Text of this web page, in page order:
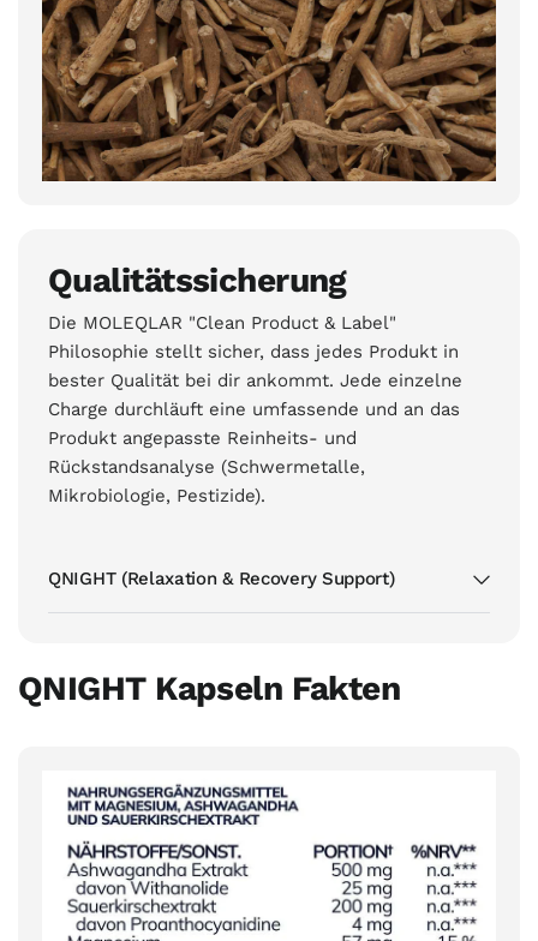
Qualitätssicherung
Die MOLEQLAR "Clean Product & Label"
Philosophie stellt sicher, dass jedes Produkt in
bester Qualität bei dir ankommt. Jede einzelne
Charge durchläuft eine umfassende und an das
Produkt angepasste Reinheits- und
Rückstandsanalyse (Schwermetalle,
Mikrobiologie, Pestizide).
QNIGHT (Relaxation & Recovery Support)
QNIGHT Kapseln Fakten